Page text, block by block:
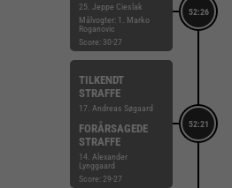
52:26
25. Jeppe Cieslak
Målvogter: 1. Marko
Roganovic
Score: 30-27
52:21
TILKENDT
STRAFFE
17. Andreas Søgaard
FORÅRSAGEDE
STRAFFE
14. Alexander
Lynggaard
Score: 29-27